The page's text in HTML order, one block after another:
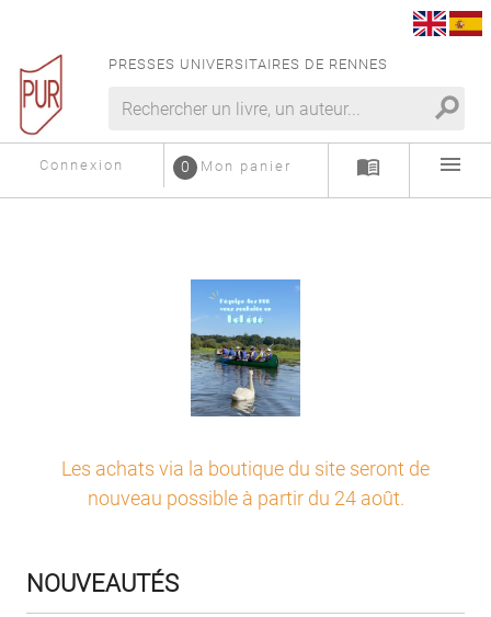
PRESSES UNIVERSITAIRES DE RENNES
search
Connexion Mon panier
0 menu_book menu
Les achats via la boutique du site seront de
nouveau possible à partir du 24 août.
NOUVEAUTÉS